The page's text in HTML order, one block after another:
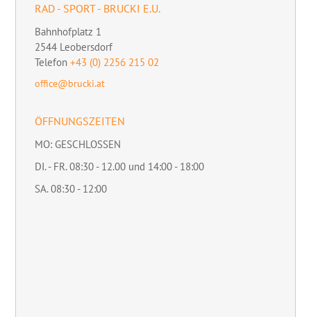
RAD - SPORT - BRUCKI E.U.
Bahnhofplatz 1
2544 Leobersdorf
Telefon +43 (0) 2256 215 02
office@brucki.at
ÖFFNUNGSZEITEN
MO: GESCHLOSSEN
DI. - FR. 08:30 - 12.00 und 14:00 - 18:00
SA. 08:30 - 12:00